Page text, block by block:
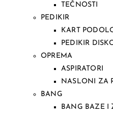
TEČNOSTI
PEDIKIR
KART
PEDIKIR
OPREMA
ASPIRATORI
NASLONI ZA
BANG
BANG BAZE I